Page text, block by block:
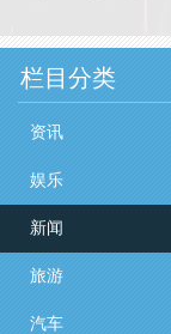
栏目分类
资讯
娱乐
新闻
旅游
汽车